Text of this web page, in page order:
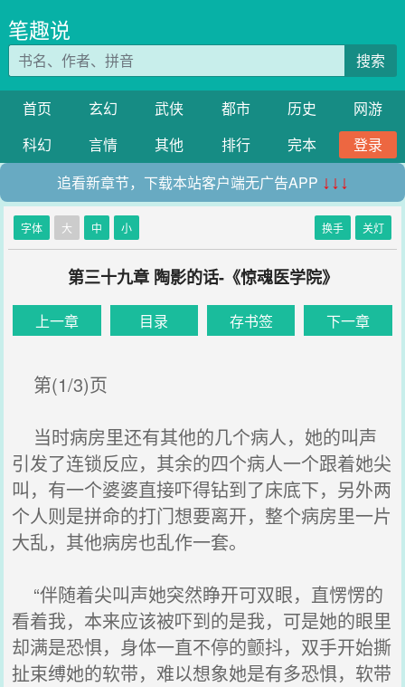
笔趣说
搜索
首页 玄幻 武侠 都市 历史
网游
科幻
言情 其他 排行 完本
登录
追看新章节，下载本站客户端无广告APP ↓↓↓
字体 大 中 小 换手 关灯
第三十九章 陶影的话-《惊魂医学院》
上一章 目录 存书签 下一章
第(1/3)页
当时病房里还有其他的几个病人，她的叫声
引发了连锁反应，其余的四个病人一个跟着她尖
叫，有一个婆婆直接吓得钻到了床底下，另外两
个人则是拼命的打门想要离开，整个病房里一片
大乱，其他病房也乱作一套。
“伴随着尖叫声她突然睁开可双眼，直愣愣的
看着我，本来应该被吓到的是我，可是她的眼里
却满是恐惧，身体一直不停的颤抖，双手开始撕
扯束缚她的软带，难以想象她是有多恐惧，软带